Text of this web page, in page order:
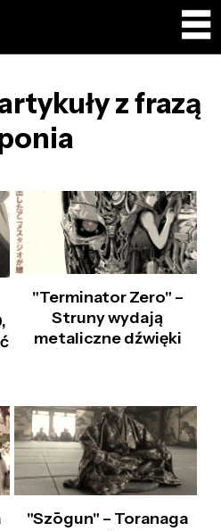
z frazą
"Terminator Zero" –
Struny wydają
metaliczne dźwięki
"Szōgun" – Toranaga